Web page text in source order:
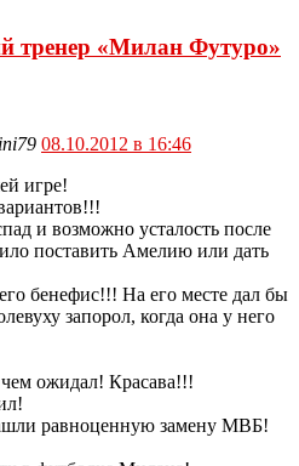
тренер «Милан Футуро»
08.10.2012 в 16:46
игре!
и возможно усталость после
поставить Амелию или дать
бенефис!!! На его месте дал бы
запорол, когда она у него
ожидал! Красава!!!
равноценную замену МВБ!